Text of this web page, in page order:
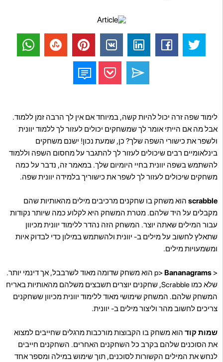
לימוד שפה זרה יכול להיות קשה, במיוחד אם אין לך הרבה זמן ללמוד.
אבל מה אם הייתי אומר לך שמשחקים יכולים לעזור לך ללמוד יוונית
ולשפר את כישורי השפה שלך? כן, שמעת נכון! ישנם משחקים
בינלאומיים רבים שיכולים לעזור לך להתגבר על מחסום השפה וללמוד
להשתמש בשפה יוונית בחיי היומיום שלך. במאמר זה, נדבר על כמה
משחקים שיכולים לעזור לך לשפר את כישוריך בלמידה יוונית שפה.
scrabble הוא משחק בו שחקנים מרכיבים מילים מהאותיות שהם
מקבלים על היד שלהם. מטרת המשחק היא לקלוע כמה שיותר נקודות
עבור המילים שאתה יוצר. המשחק הזה נהדר ללימוד יוונית מכיוון
שתאלץ לחשוב על מילים ב- יוונית ולהשתמש במילון כדי לבדוק איות
ומשמעויות מילים.
< p>
Bananagrams
הוא משחק שדומה מאוד לשרבבל, אך דינמי יותר.
שלא כמו Scrabble, שחקנים יוצרים תשבצים משלהם מהאותיות באריח
המשחק שלהם. המשחק שימושי מאוד ללימוד יוונית מכיוון ששחקנים
צריכים לחשוב מהר וליצור מילים ב- יוונית.
שמות קוד הוא משחק בו הקבוצות מורכבות מרגלים שחייבים למצוא
את הסוכנים שלהם בקרב כל השחקנים האחרים. השחקנים חייבים
לנחש את המילים הקשורות לסוכנים, תוך שימוש במילה ומספר אחד